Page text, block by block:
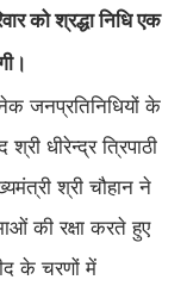
को श्रद्धा निधि एक
जनप्रतिनिधियों के
धीरेन्द्र त्रिपाठी
श्री चौहान ने
की रक्षा करते हुए
के चरणों में